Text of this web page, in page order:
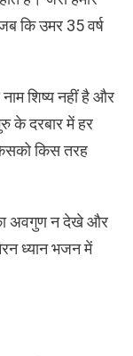
कि उमर 35 वर्ष
शिष्य नहीं है और
के दरबार में हर
किस तरह
अवगुण न देखे और
ध्यान भजन में